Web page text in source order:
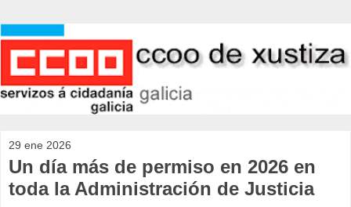
29 ene 2026
Un día más de permiso en 2026 en
toda la Administración de Justicia